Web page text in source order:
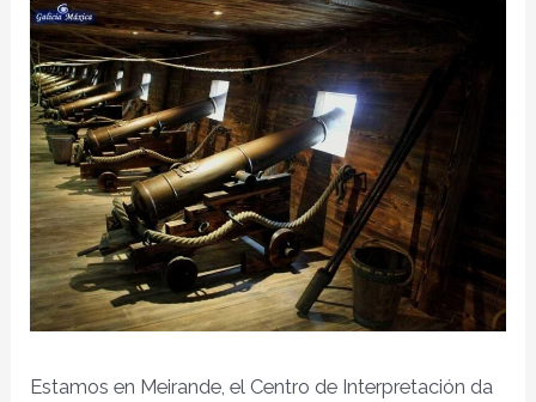
Estamos en Meirande, el Centro de Interpretación da